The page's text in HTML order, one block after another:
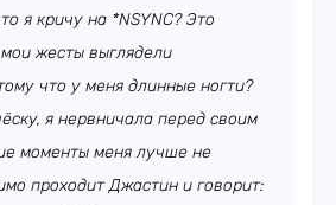
я кричу на *NSYNC? Это
жесты выглядели
что у меня длинные ногти?
я нервничала перед своим
моменты меня лучше не
проходит Джастин и говорит: